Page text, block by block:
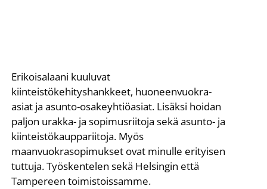
Erikoisalaani kuuluvat
kiinteistökehityshankkeet, huoneenvuokra-
asiat ja asunto-osakeyhtiöasiat. Lisäksi hoidan
paljon urakka- ja sopimusriitoja sekä asunto- ja
kiinteistökauppariitoja. Myös
maanvuokrasopimukset ovat minulle erityisen
tuttuja. Työskentelen sekä Helsingin että
Tampereen toimistoissamme.